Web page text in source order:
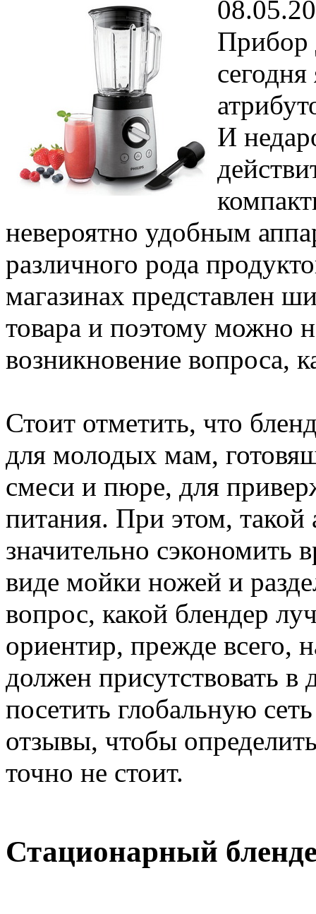
Прибор
И
невероятно удобным
различного рода
магазинах представлен
товара и поэтому можно
возникновение вопроса,
Стоит отметить, что
для молодых мам,
смеси и пюре, для
питания. При этом, такой
значительно сэкономить
виде мойки ножей и
вопрос, какой блендер
ориентир, прежде всего,
должен присутствовать
посетить глобальную
отзывы, чтобы
точно не стоит.
Стационарный